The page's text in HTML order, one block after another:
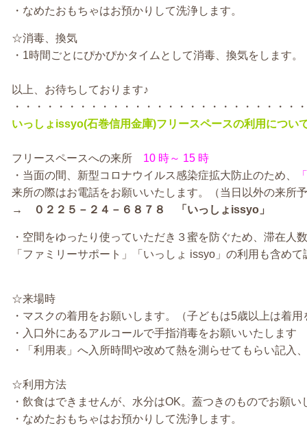
・なめたおもちゃはお預かりして洗浄します。
☆消毒、換気
・1時間ごとにぴかぴかタイムとして消毒、換気をします。
以上、お待ちしております♪
・・・・・・・・・・・・・・・・・・・・・・・・・
いっしょissyo(石巻信用金庫)フリースペースの利用につい
フリースペースへの来所 10 時～ 15 時
・当面の間、新型コロナウイルス感染症拡大防止のため、
来所の際はお電話をお願いいたします。（当日以外の来所
→ ０２２５－２４－６８７８ 「いっしょissyo」
・空間をゆったり使っていただき３蜜を防ぐため、滞在人
「ファミリーサポート」「いっしょ issyo」の利用も含め
☆来場時
・マスクの着用をお願いします。（子どもは5歳以上は着
・入口外にあるアルコールで手指消毒をお願いいたします
・「利用表」へ入所時間や改めて熱を測らせてもらい記入
☆利用方法
・飲食はできませんが、水分はOK。蓋つきのものでお願い
・なめたおもちゃはお預かりして洗浄します。